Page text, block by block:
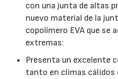
con una junta de altas
nuevo material de la
copolímero EVA que se
extremas:
Presenta un excelente
tanto en climas cálidos